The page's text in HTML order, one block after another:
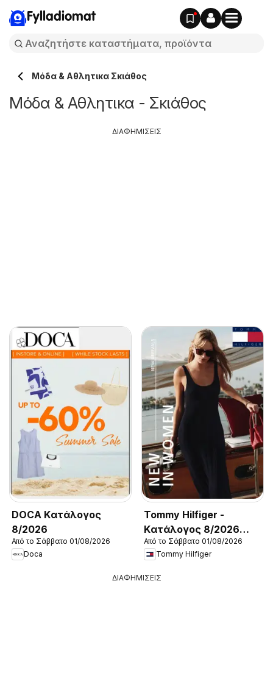
Fylladiomat
Μόδα & Aθλητικα Σκιάθος
Μόδα & Aθλητικα - Σκιάθος
DOCA Kατάλογος
8/2026
Από το Σάββατο 01/08/2026
Doca
Tommy Hilfiger -
Kατάλογος 8/2026
New in Women
Από το Σάββατο 01/08/2026
Tommy Hilfiger
ΔΙΑΦΗΜΙΣΕΙΣ
ΔΙΑΦΗΜΙΣΕΙΣ